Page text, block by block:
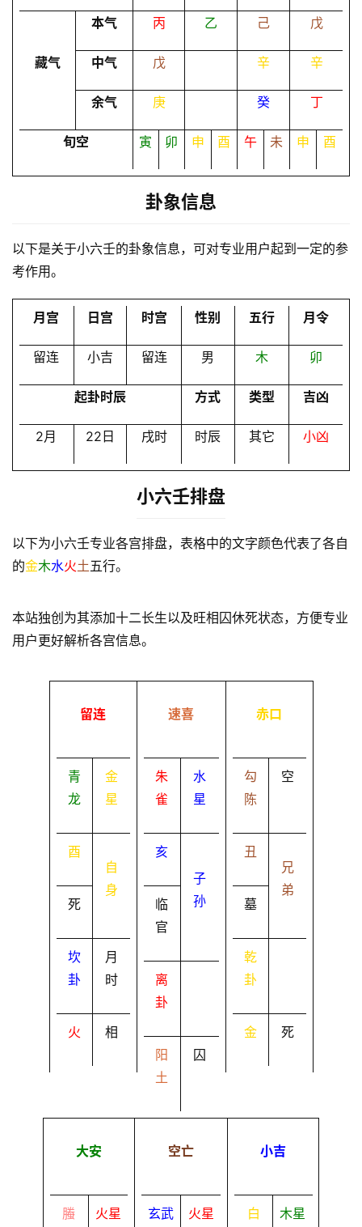
服
务
员
登录 注册
本气 丙 乙 己 戊
藏气 中气 戊 辛 辛
余气 庚 癸 丁
旬空 寅 卯 申 酉 午 未 申 酉
卦象信息
以下是关于小六壬的卦象信息，可对专业用户起到一定的参
考作用。
月宫 日宫 时宫 性别 五行 月令
留连 小吉 留连 男 木 卯
起卦时辰 方式 类型 吉凶
2月 22日 戌时 时辰 其它 小凶
小六壬排盘
以下为小六壬专业各宫排盘，表格中的文字颜色代表了各自
的金木水火土五行。
本站独创为其添加十二长生以及旺相囚休死状态，方便专业
用户更好解析各宫信息。
留连
青
龙
金
星
酉
死
自
身
坎
卦
月
时
火 相
速喜
朱
雀
水
星
亥
临
官
子
孙
离
卦
阳
土
囚
赤口
勾
陈
空
丑
墓
兄
弟
乾
卦
金 死
大安
螣
火星
空亡
玄武 火星
小吉
白
木星